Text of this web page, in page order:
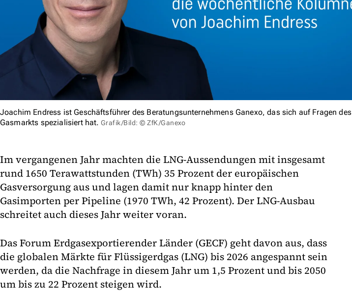
Joachim Endress ist Geschäftsführer des Beratungsunternehmens Ganexo, das sich auf Fragen des
Gasmarkts spezialisiert hat. Grafik/Bild: © ZfK/Ganexo
Im vergangenen Jahr machten die LNG-Aussendungen mit insgesamt
rund 1650 Terawattstunden (TWh) 35 Prozent der europäischen
Gasversorgung aus und lagen damit nur knapp hinter den
Gasimporten per Pipeline (1970 TWh, 42 Prozent). Der LNG-Ausbau
schreitet auch dieses Jahr weiter voran.
Das Forum Erdgasexportierender Länder (GECF) geht davon aus, dass
die globalen Märkte für Flüssigerdgas (LNG) bis 2026 angespannt sein
werden, da die Nachfrage in diesem Jahr um 1,5 Prozent und bis 2050
um bis zu 22 Prozent steigen wird.